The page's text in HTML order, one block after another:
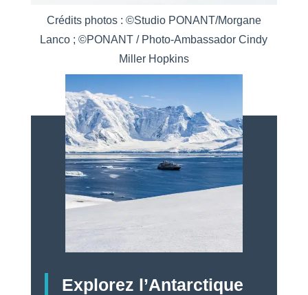
Crédits photos : ©Studio PONANT/Morgane
Lanco ; ©PONANT / Photo-Ambassador Cindy
Miller Hopkins
Explorez l’Antarctique